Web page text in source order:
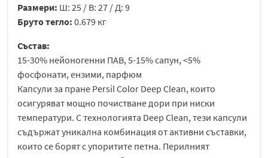
Размери: Ш: 25 / В: 27 / Д: 9
Бруто тегло: 0.679 кг
Състав:
15-30% нейоногенни ПАВ, 5-15% сапун, <5%
фосфонати, ензими, парфюм
Капсули за пране Persil Color Deep Clean, които
осигуряват мощно почистване дори при ниски
температури. С технологията Deep Clean, тези капсули
съдържат уникална комбинация от активни съставки,
които се борят с упоритите петна. Перилният